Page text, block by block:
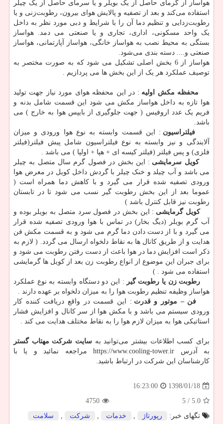
هواساز از گرمای حاصل از یک بویلر و یا سرمای حاصل از یک چیلر
استفاده می‌کند و بعد از تصفیه و پالایش هوای بیرون، رطوبت‌زنی و یا
رطوبت‌زدایی و تنظیم دما آن را با شرایط و دبی مورد نظر به داخل
یک واحد مسکونی، اداری، تجاری و یا صنعتی می دمد. هواساز
بستگی به محیط نصب به هواساز خانگی، هواساز آپارتمانی، هواساز
صنعتی و.... دسته بندی می‌شود.
هواساز از 6 بخش اصلی تشکیل می شود که به صورت مختصر به
توصیف عملکرد هر یک از این بخش ها می پردازیم .
محفظه مکش اولیه : در این محفظه هوای مورد نیاز جهت تولید
هوا تازه به داخل هواساز مکش می شود این قسمت شامل بدنه و
فریم یک عدد اروفیس ( جهت جلوگیری از بایپس هوا به خارج ) می
باشد.
فیلتراسیون : این قسمت وابسته به نوع هوا ورودی و میزان
آلایندگی و نیز وابسته به نوع فیلتراسیون شامل پیش فیلتر(فیلتر
فلزی) و پس فیلتر (فیلتر کیسه ای + هپا + اولپا ) می باشد .
کویل سرمایشی : این بخش در فصول گرم سال متصل به چیلر
می باشد و آب چیلد و خنک چیلر با گردش داخل کویل در معرض هوا
ورودی تصفیه شده قرار می گیرد و با کاهش دما همراه است (
عموما بعد از این بخش رطوبت گیر نسب می شود تا در تابستان
رطوبت نیز قابل کنترل باشد )
کویل گرمایشی : این بخش در فصول سرد متصل به بویلر بوده و
آب گرم بویلر (دیگ بخار) در تماس با هوا ورودی تصفیه شده قرار
می گیرد و با از دست دادن دما گرم می شود و به قسمت مکش فن
هدایت و از طریق کانال ها به نقاط دلخواه ارسال می گردد. ( لازم به
ذکر است افزایش دما در هوا باعث از دست رفتن رطوبت می شود و
برای جبران این موضوع از انواع رطوبت زن بعد از کویل ها گرمایشی
استفاده می شود . )
رطوبت زن یا رطوبت گیر : این دو دستگاه وابسته به نوع عملکرد
هواساز وظیفه تنظیم رطوبت هوا را به میزان دلخواه بر عهده دارند .
فن – موتور و قدرت : این قسمت در واقع دریافت کننده کار
ورودی سیستم می باشد و با مکش هوا از سر کانال و افزایش فشار
استاتیکی هوا به میزان لازم هوا را به نقاط مختلف هدایت می کند .
برای کسب اطلاعات بیشتر می‌توانید به سایت شرکت مهتاب گستر
به آدرس https://www.cooling-tower.ir مراجعه نمائید و یا با
کارشناسان این شرکت در ارتباط باشید.
1398/01/18
16:23:00
5.0
/ 5
4750
تگهای خبر:
رپورتاژ , خدمات , شركت , سلامت